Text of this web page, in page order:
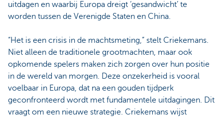
uitdagen en waarbij Europa dreigt ‘gesandwicht’ te
worden tussen de Verenigde Staten en China.
“Het is een crisis in de machtsmeting,” stelt Criekemans.
Niet alleen de traditionele grootmachten, maar ook
opkomende spelers maken zich zorgen over hun positie
in de wereld van morgen. Deze onzekerheid is vooral
voelbaar in Europa, dat na een gouden tijdperk
geconfronteerd wordt met fundamentele uitdagingen. Dit
vraagt om een nieuwe strategie. Criekemans wijst